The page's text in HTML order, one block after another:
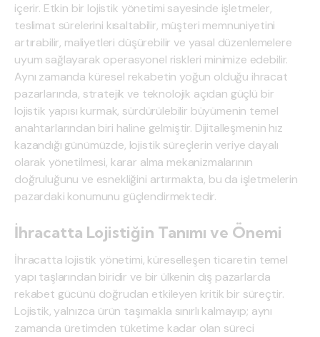
içerir. Etkin bir lojistik yönetimi sayesinde işletmeler,
teslimat sürelerini kısaltabilir, müşteri memnuniyetini
artırabilir, maliyetleri düşürebilir ve yasal düzenlemelere
uyum sağlayarak operasyonel riskleri minimize edebilir.
Aynı zamanda küresel rekabetin yoğun olduğu ihracat
pazarlarında, stratejik ve teknolojik açıdan güçlü bir
lojistik yapısı kurmak, sürdürülebilir büyümenin temel
anahtarlarından biri haline gelmiştir. Dijitalleşmenin hız
kazandığı günümüzde, lojistik süreçlerin veriye dayalı
olarak yönetilmesi, karar alma mekanizmalarının
doğruluğunu ve esnekliğini artırmakta, bu da işletmelerin
pazardaki konumunu güçlendirmektedir.
İhracatta Lojistiğin Tanımı ve Önemi
İhracatta lojistik yönetimi, küreselleşen ticaretin temel
yapı taşlarından biridir ve bir ülkenin dış pazarlarda
rekabet gücünü doğrudan etkileyen kritik bir süreçtir.
Lojistik, yalnızca ürün taşımakla sınırlı kalmayıp; aynı
zamanda üretimden tüketime kadar olan süreci